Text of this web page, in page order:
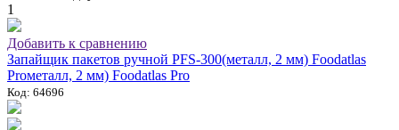
1
Добавить к сравнению
Запайщик пакетов ручной PFS-300(металл, 2 мм) Foodatlas
Proметалл, 2 мм) Foodatlas Pro
Код: 64696